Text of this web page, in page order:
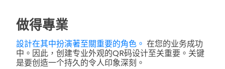
做得專業
設計在其中扮演著至關重要的角色。 在您的业务成功
中。因此，创建专业外观的QR码设计至关重要。关键
是要创造一个持久的令人印象深刻。